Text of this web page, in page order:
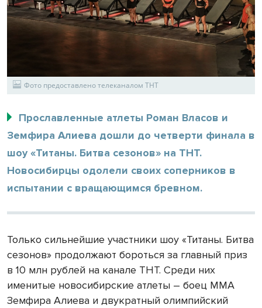
Фото предоставлено телеканалом ТНТ
Прославленные атлеты Роман Власов и
Земфира Алиева дошли до четверти финала в
шоу «Титаны. Битва сезонов» на ТНТ.
Новосибирцы одолели своих соперников в
испытании с вращающимся бревном.
Только сильнейшие участники шоу «Титаны. Битва
сезонов» продолжают бороться за главный приз
в 10 млн рублей на канале ТНТ. Среди них
именитые новосибирские атлеты – боец ММА
Земфира Алиева и двукратный олимпийский